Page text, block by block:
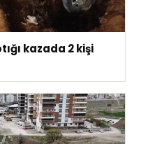
kazada 2 kişi